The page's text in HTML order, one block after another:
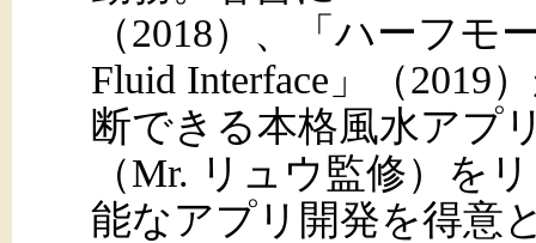
（2018）、「ハーフモ
Fluid Interface」（2019
断できる本格風水アプ
（Mr. リュウ監修）を
能なアプリ開発を得意